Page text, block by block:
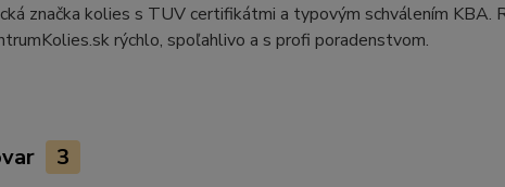
značka kolies s TUV certifikátmi a typovým schválením
rýchlo, spoľahlivo a s profi poradenstvom.
3